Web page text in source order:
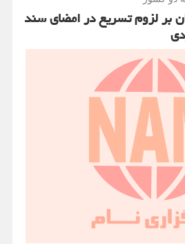
بر لزوم تسریع در امضای سند